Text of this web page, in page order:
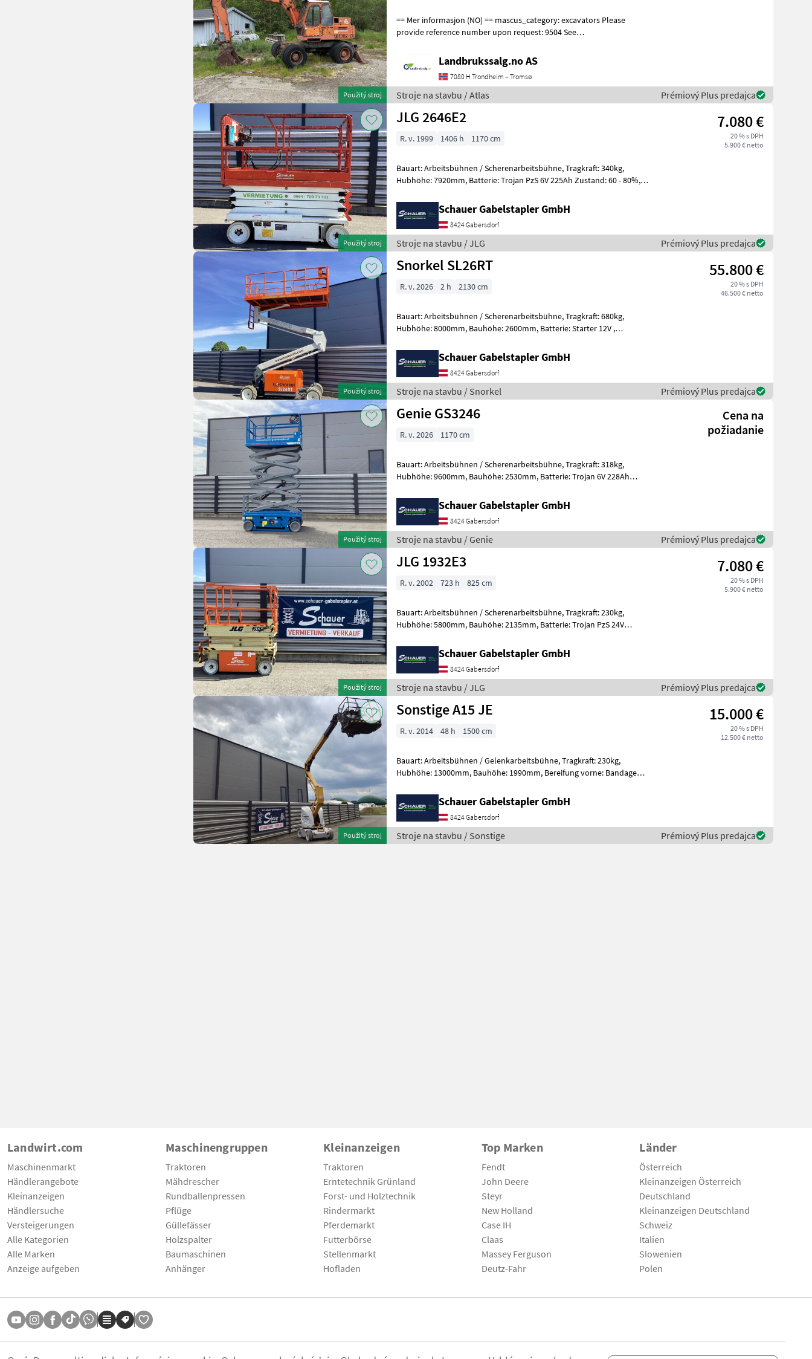
Použitý stroj
== Mer informasjon (NO) == mascus_category: excavators Please
provide reference number upon request: 9504 See
Landbrukssalg.no AS
7080 H Trondheim – Tromsø
Stroje na stavbu / Atlas Prémiový Plus predajca
Použitý stroj
JLG 2646E2 7.080 €
20 % s DPH
5.900 € netto
R. v. 1999 1406 h 1170 cm
Bauart: Arbeitsbühnen / Scherenarbeitsbühne, Tragkraft: 340kg,
Hubhöhe: 7920mm, Batterie: Trojan PzS 6V 225Ah Zustand: 60 - 80%,
Schauer Gabelstapler GmbH
8424 Gabersdorf
Stroje na stavbu / JLG Prémiový Plus predajca
Použitý stroj
Snorkel SL26RT 55.800 €
20 % s DPH
46.500 € netto
R. v. 2026 2 h 2130 cm
Bauart: Arbeitsbühnen / Scherenarbeitsbühne, Tragkraft: 680kg,
Hubhöhe: 8000mm, Bauhöhe: 2600mm, Batterie: Starter 12V ,
Schauer Gabelstapler GmbH
8424 Gabersdorf
Stroje na stavbu / Snorkel Prémiový Plus predajca
Použitý stroj
Genie GS3246
Cena na
požiadanie
R. v. 2026 1170 cm
Bauart: Arbeitsbühnen / Scherenarbeitsbühne, Tragkraft: 318kg,
Hubhöhe: 9600mm, Bauhöhe: 2530mm, Batterie: Trojan 6V 228Ah
Schauer Gabelstapler GmbH
8424 Gabersdorf
Stroje na stavbu / Genie Prémiový Plus predajca
Použitý stroj
JLG 1932E3 7.080 €
20 % s DPH
5.900 € netto
R. v. 2002 723 h 825 cm
Bauart: Arbeitsbühnen / Scherenarbeitsbühne, Tragkraft: 230kg,
Hubhöhe: 5800mm, Bauhöhe: 2135mm, Batterie: Trojan PzS 24V
Schauer Gabelstapler GmbH
8424 Gabersdorf
Stroje na stavbu / JLG Prémiový Plus predajca
Použitý stroj
Sonstige A15 JE 15.000 €
20 % s DPH
12.500 € netto
R. v. 2014 48 h 1500 cm
Bauart: Arbeitsbühnen / Gelenkarbeitsbühne, Tragkraft: 230kg,
Hubhöhe: 13000mm, Bauhöhe: 1990mm, Bereifung vorne: Bandagen
Schauer Gabelstapler GmbH
8424 Gabersdorf
Stroje na stavbu / Sonstige Prémiový Plus predajca
Landwirt.com
Maschinenmarkt
Händlerangebote
Kleinanzeigen
Händlersuche
Versteigerungen
Alle Kategorien
Alle Marken
Anzeige aufgeben
Maschinengruppen
Traktoren
Mähdrescher
Rundballenpressen
Pflüge
Güllefässer
Holzspalter
Baumaschinen
Anhänger
Kleinanzeigen
Traktoren
Erntetechnik Grünland
Forst- und Holztechnik
Rindermarkt
Pferdemarkt
Futterbörse
Stellenmarkt
Hofladen
Top Marken
Fendt
John Deere
Steyr
New Holland
Case IH
Claas
Massey Ferguson
Deutz-Fahr
Länder
Österreich
Kleinanzeigen Österreich
Deutschland
Kleinanzeigen Deutschland
Schweiz
Italien
Slowenien
Polen